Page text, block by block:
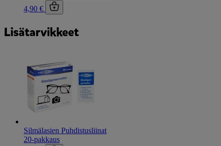
4,90 €
Lisätarvikkeet
Silmälasien Puhdistusliinat
20-pakkaus